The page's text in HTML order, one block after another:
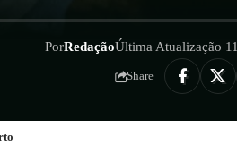
PorRedaçãoÚltima Atualização
Share